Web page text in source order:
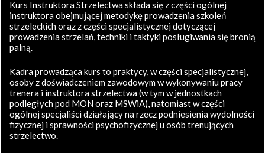
Kurs Instruktora Strzelectwa składa się z części ogólnej
instruktora obejmującej metodykę prowadzenia szkoleń
strzeleckich oraz z części specjalistycznej dotyczącej
prowadzenia strzelań, techniki i taktyki posługiwania się bronią
palną.
Kadra prowadząca kurs to praktycy, w części specjalistycznej,
osoby z doświadczeniem zawodowym w wykonywaniu pracy
trenera i instruktora strzelectwa (w tym w jednostkach
podległych pod MON oraz MSWiA), natomiast w części
ogólnej specjaliści działający na rzecz podniesienia wydolności
fizycznej i sprawności psychofizycznej u osób trenujących
strzelectwo.